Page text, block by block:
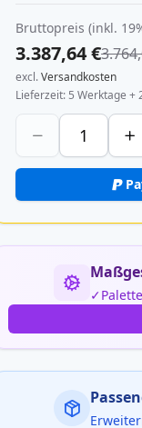
Bruttopreis (inkl.
3.387,64 €
excl.Versandkosten
Lieferzeit 5 Werktage +